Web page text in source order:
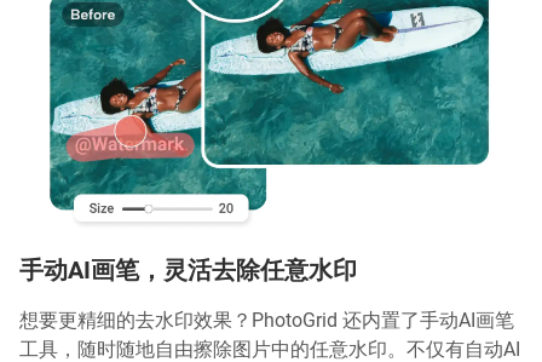
手动AI画笔，灵活去除任意水印
想要更精细的去水印效果？PhotoGrid 还内置了手动AI画笔
工具，随时随地自由擦除图片中的任意水印。不仅有自动AI